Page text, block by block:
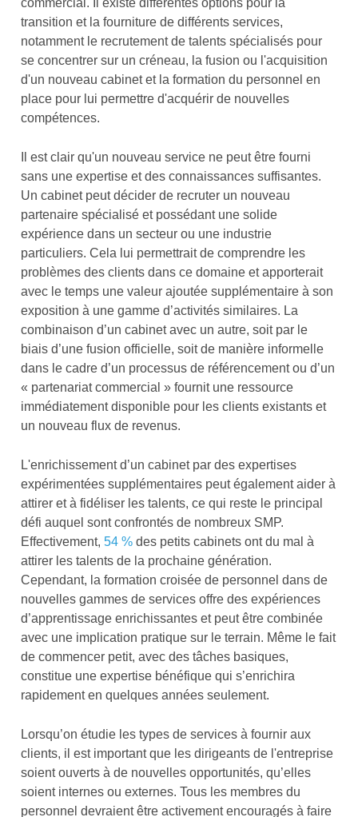
commercial. Il existe différentes options pour la
transition et la fourniture de différents services,
notamment le recrutement de talents spécialisés pour
se concentrer sur un créneau, la fusion ou l'acquisition
d'un nouveau cabinet et la formation du personnel en
place pour lui permettre d'acquérir de nouvelles
compétences.
Il est clair qu'un nouveau service ne peut être fourni
sans une expertise et des connaissances suffisantes.
Un cabinet peut décider de recruter un nouveau
partenaire spécialisé et possédant une solide
expérience dans un secteur ou une industrie
particuliers. Cela lui permettrait de comprendre les
problèmes des clients dans ce domaine et apporterait
avec le temps une valeur ajoutée supplémentaire à son
exposition à une gamme d’activités similaires. La
combinaison d’un cabinet avec un autre, soit par le
biais d’une fusion officielle, soit de manière informelle
dans le cadre d’un processus de référencement ou d’un
« partenariat commercial » fournit une ressource
immédiatement disponible pour les clients existants et
un nouveau flux de revenus.
L'enrichissement d’un cabinet par des expertises
expérimentées supplémentaires peut également aider à
attirer et à fidéliser les talents, ce qui reste le principal
défi auquel sont confrontés de nombreux SMP.
Effectivement, 54 % des petits cabinets ont du mal à
attirer les talents de la prochaine génération.
Cependant, la formation croisée de personnel dans de
nouvelles gammes de services offre des expériences
d’apprentissage enrichissantes et peut être combinée
avec une implication pratique sur le terrain. Même le fait
de commencer petit, avec des tâches basiques,
constitue une expertise bénéfique qui s’enrichira
rapidement en quelques années seulement.
Lorsqu’on étudie les types de services à fournir aux
clients, il est important que les dirigeants de l'entreprise
soient ouverts à de nouvelles opportunités, qu’elles
soient internes ou externes. Tous les membres du
personnel devraient être activement encouragés à faire